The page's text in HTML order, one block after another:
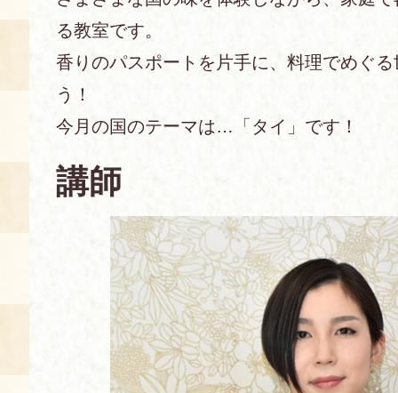
あじわい館とは
アクセス
FAQ
料理教室
キャンセル・ご変更
食の海援隊・陸援隊 会員限定
展示室のご紹介
お土産コーナー
レンタル
備品リスト
団体向け見学・体験
る教室です。
香りのパスポートを片手に、料理でめぐ
う！
今月の国のテーマは…「タイ」です！
講師